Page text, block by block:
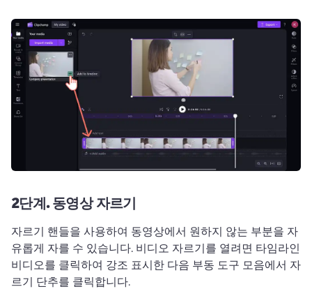
2단계.동영상 자르기
자르기 핸들을 사용하여 동영상에서 원하지 않는 부분을 자
유롭게 자를 수 있습니다. 비디오 자르기를 열려면 타임라인
비디오를 클릭하여 강조 표시한 다음 부동 도구 모음에서 자
르기 단추를 클릭합니다.